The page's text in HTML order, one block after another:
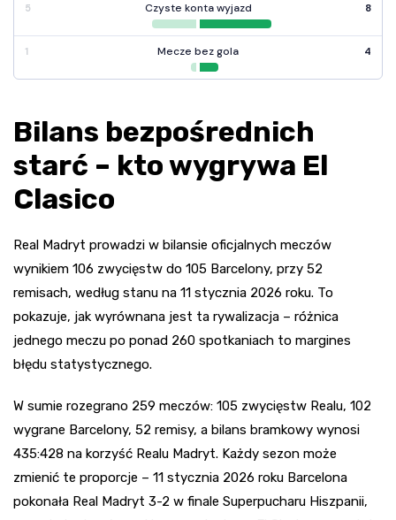
5 Czyste konta wyjazd 8
1 Mecze bez gola 4
Bilans bezpośrednich
starć – kto wygrywa El
Clasico
Real Madryt prowadzi w bilansie oficjalnych meczów
wynikiem 106 zwycięstw do 105 Barcelony, przy 52
remisach, według stanu na 11 stycznia 2026 roku. To
pokazuje, jak wyrównana jest ta rywalizacja – różnica
jednego meczu po ponad 260 spotkaniach to margines
błędu statystycznego.
W sumie rozegrano 259 meczów: 105 zwycięstw Realu, 102
wygrane Barcelony, 52 remisy, a bilans bramkowy wynosi
435:428 na korzyść Realu Madryt. Każdy sezon może
zmienić te proporcje – 11 stycznia 2026 roku Barcelona
pokonała Real Madryt 3-2 w finale Superpucharu Hiszpanii,